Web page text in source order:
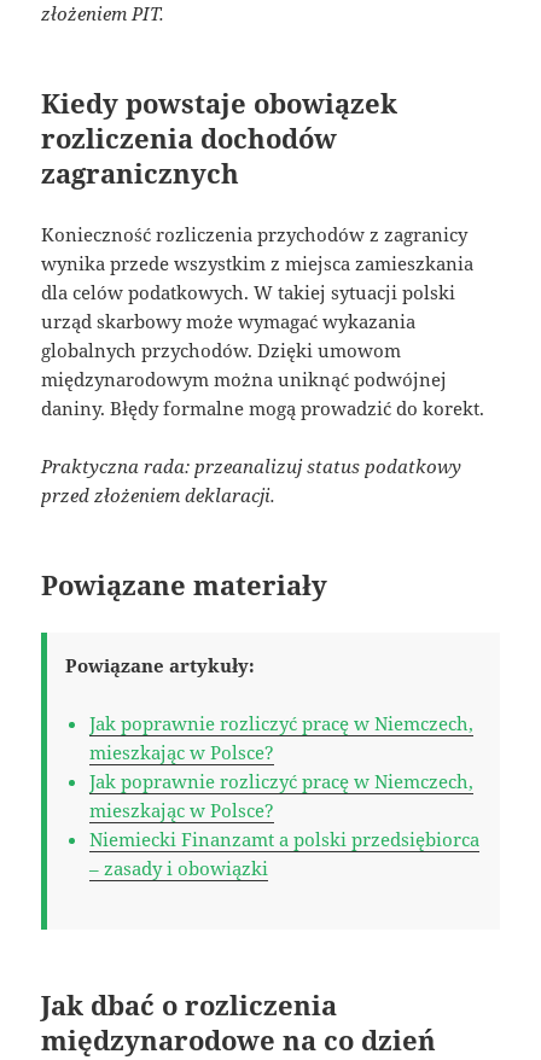
złożeniem PIT.
Kiedy powstaje obowiązek
rozliczenia dochodów
zagranicznych
Konieczność rozliczenia przychodów z zagranicy
wynika przede wszystkim z miejsca zamieszkania
dla celów podatkowych. W takiej sytuacji polski
urząd skarbowy może wymagać wykazania
globalnych przychodów. Dzięki umowom
międzynarodowym można uniknąć podwójnej
daniny. Błędy formalne mogą prowadzić do korekt.
Praktyczna rada: przeanalizuj status podatkowy
przed złożeniem deklaracji.
Powiązane materiały
Powiązane artykuły:
Jak poprawnie rozliczyć pracę w Niemczech,
mieszkając w Polsce?
Jak poprawnie rozliczyć pracę w Niemczech,
mieszkając w Polsce?
Niemiecki Finanzamt a polski przedsiębiorca
– zasady i obowiązki
Jak dbać o rozliczenia
międzynarodowe na co dzień